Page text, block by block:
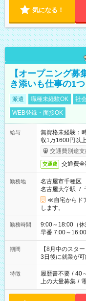
気になる！
【オープニング
き添いも仕事の1つ
派遣 職種未経験OK 社
WEB登録・面接OK
給与
無資格未経験
収1万1600円以
交通費別途支
交通費 交通費
勤務地
名古屋市千種区
名古屋大学駅 /
≪自宅からド
します。
勤務時間
9:00～18:00（休憩60分） ■ご希望があ
早番 7:00～16:00
と休みを合わせ
「できれば残
ね。 ※Wワーク希望の方へ 今ご覧のお仕事で希望する勤務時間
と、もう1つの
合は応募できま
期間
【8月中のスタ
3日後に就業が可
特徴 履歴書不要 / 40
上の大量募集 /